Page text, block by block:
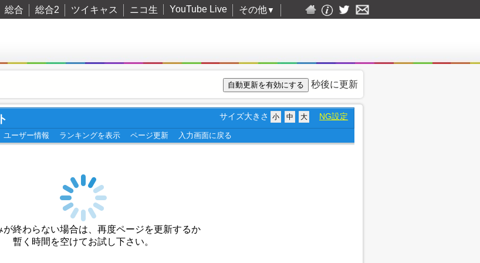
総合 総合2 ツイキャス ニコ生 YouTube Live その他▼
秒後に更新
サイズ大きさ 小 中 大 NG設定
ユーザー情報 ランキングを表示 ページ更新 入力画面に戻る
が終わらない場合は、再度ページを更新するか
暫く時間を空けてお試し下さい。